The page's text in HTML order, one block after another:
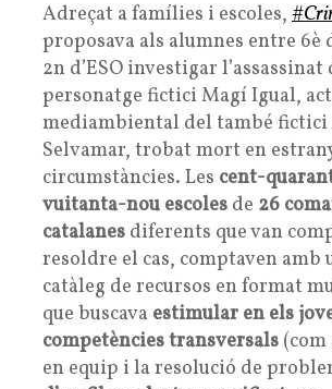
Adreçat a famílies i escoles,
proposava als alumnes entre 6è
2n d’ESO investigar l’assassinat
personatge fictici Magí Igual,
mediambiental del també
Selvamar, trobat mort en
circumstàncies. Les cent-
vuitanta-nou escoles de 26
catalanes diferents que van
resoldre el cas, comptaven amb
catàleg de recursos en format
que buscava estimular en els
competències transversals
en equip i la resolució de